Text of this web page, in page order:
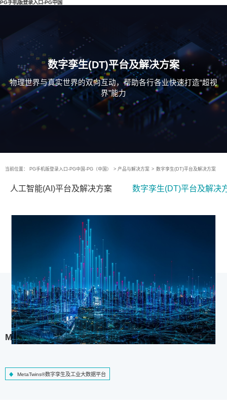
PG手机版登录入口-PG中国
数字孪生(DT)平台及解决方案
物理世界与真实世界的双向互动，帮助各行各业快速打造“超视
界”能力
当前位置： PG手机版登录入口-PG中国-PG（中国） > 产品与解决方案 > 数字孪生(DT)平台及解决方案
人工智能(AI)平台及解决方案 数字孪生(DT)平台及解决
MetaTwins®数字孪生及工业大数据平台
MetaTwins®数字孪生及工业大数据平台